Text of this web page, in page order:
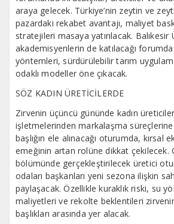
araya gelecek. Türkiye’nin zeytin ve
pazardaki rekabet avantajı, maliyet
stratejileri masaya yatırılacak. Balıkesir
akademisyenlerin de katılacağı
yöntemleri, sürdürülebilir tarım
odaklı modeller öne çıkacak.
SÖZ KADIN ÜRETİCİLERDE
Zirvenin üçüncü gününde kadın
işletmelerinden markalaşma
başlığın ele alınacağı oturumda, kırsal
emeğinin artan rolüne dikkat çekilecek.
bölümünde gerçekleştirilecek üretici
odaları başkanları yeni sezona ilişkin
paylaşacak. Özellikle kuraklık riski, su
maliyetleri ve rekolte beklentileri
başlıkları arasında yer alacak.